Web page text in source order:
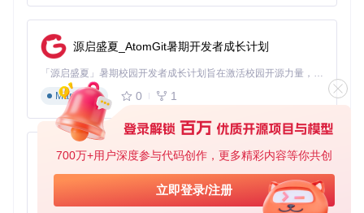
700万+用户深度参与代码创作，更多精彩内容等你共创
立即登录/注册
还容易遗漏重要信息。OpCore Simplify将这一过程完全自动
化，基于硬件报告生成详细的兼容性分析报告。
工具会逐一检查每个硬件组件与目标macOS版本的兼容性，
供具体的解决方案建议，如推荐替代硬件或必要的补丁。这种
前瞻性的兼容性检查可以帮助用户在配置开始前就规避大部分
潜在问题。
：NVIDIA独立显卡在较新的macOS版本中通常不被
支持，此时可以考虑使用集成显卡或更换为AMD显卡。
可视化配置界面：让复杂参数变得直观可控
源启盛夏_AtomGit暑期开发者成长计划
「源启盛夏」暑期校园开发者成长计划旨在激活校园开源力量，通过积分激励、认证扶持、资源倾斜等形式，引导高校组织和开发者完成「入驻 — 建项目 — 做贡献 — 获认证 — 得资源」的完整闭环。无论你是想带领社团入驻平台的组织者，还是希望用代码贡献证明自己的开发者，都能在这里找到属于你的成长路径。
Markdown
0 1
AionUi
免费、本地、开源的 24/7 全天候 Cowork 应用，以及适用于 Gemini CLI、Claude Code、Codex、OpenCode、Qwen Code、Goose CLI、Auggie 等的 OpenClaw | 🌟 喜欢就点star吧
TypeScript
0 6